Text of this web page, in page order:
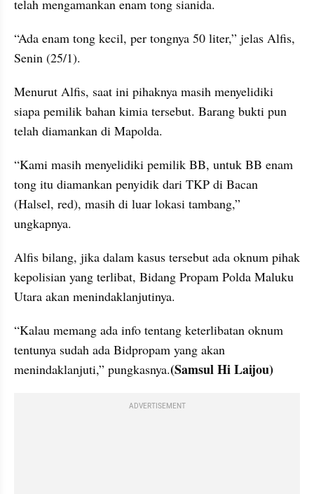
telah mengamankan enam tong sianida.
“Ada enam tong kecil, per tongnya 50 liter,” jelas Alfis,
Senin (25/1).
Menurut Alfis, saat ini pihaknya masih menyelidiki
siapa pemilik bahan kimia tersebut. Barang bukti pun
telah diamankan di Mapolda.
“Kami masih menyelidiki pemilik BB, untuk BB enam
tong itu diamankan penyidik dari TKP di Bacan
(Halsel, red), masih di luar lokasi tambang,”
ungkapnya.
Alfis bilang, jika dalam kasus tersebut ada oknum pihak
kepolisian yang terlibat, Bidang Propam Polda Maluku
Utara akan menindaklanjutinya.
“Kalau memang ada info tentang keterlibatan oknum
tentunya sudah ada Bidpropam yang akan
menindaklanjuti,” pungkasnya.(Samsul Hi Laijou)
ADVERTISEMENT